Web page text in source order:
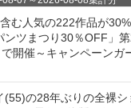
む人気の222作品が
ンツまつり30％OFF」
開催～キャンペーンガ
(55)の28年ぶりの全裸シ